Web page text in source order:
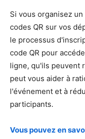
Si vous organisez
codes QR sur vos
le processus
code QR pour
ligne, qu'ils peuvent
peut vous aider à
l'événement et à
participants.
Vous pouvez en